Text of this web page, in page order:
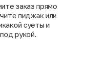
заказ прямо
пиджак или
суеты и
рукой.